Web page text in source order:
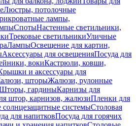
Люстры, потолочные
лампы,
СпотыНастенные светильники,
Трековые светильникиУличные
ЛампыОсвещение для картин,
Аксессуары для освещенияПосуда для
вокиКастрюли, ковши,
и аксессуары для
шторыЖалюзи, рулонные
гардиныКарнизы для
штор, карнизов, жалюзиПленки для
системыСтоловая
для напитковПосуда для горячих